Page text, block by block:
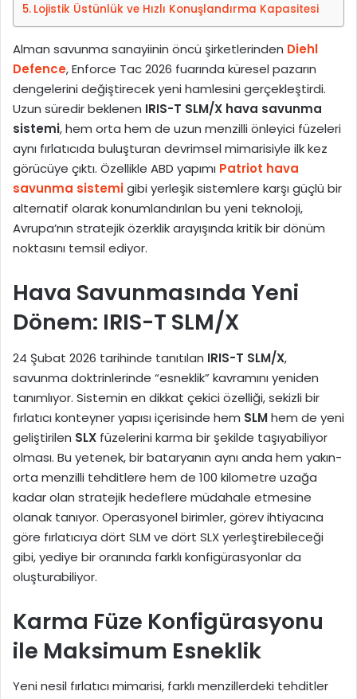
n
d
e
r
m
e
k
Lojistik Üstünlük ve Hızlı Konuşlandırma Kapasitesi
Alman savunma sanayiinin öncü şirketlerinden Diehl
Defence, Enforce Tac 2026 fuarında küresel pazarın
dengelerini değiştirecek yeni hamlesini gerçekleştirdi.
Uzun süredir beklenen IRIS-T SLM/X hava savunma
sistemi, hem orta hem de uzun menzilli önleyici füzeleri
aynı fırlatıcıda buluşturan devrimsel mimarisiyle ilk kez
görücüye çıktı. Özellikle ABD yapımı Patriot hava
savunma sistemigibi yerleşik sistemlere karşı güçlü bir
alternatif olarak konumlandırılan bu yeni teknoloji,
Avrupa’nın stratejik özerklik arayışında kritik bir dönüm
noktasını temsil ediyor.
Hava Savunmasında Yeni
Dönem: IRIS-T SLM/X
24 Şubat 2026 tarihinde tanıtılan IRIS-T SLM/X,
savunma doktrinlerinde “esneklik” kavramını yeniden
tanımlıyor. Sistemin en dikkat çekici özelliği, sekizli bir
fırlatıcı konteyner yapısı içerisinde hem SLMhem de yeni
geliştirilen SLX füzelerini karma bir şekilde taşıyabiliyor
olması. Bu yetenek, bir bataryanın aynı anda hem yakın-
orta menzilli tehditlere hem de 100 kilometre uzağa
kadar olan stratejik hedeflere müdahale etmesine
olanak tanıyor. Operasyonel birimler, görev ihtiyacına
göre fırlatıcıya dört SLM ve dört SLX yerleştirebileceği
gibi, yediye bir oranında farklı konfigürasyonlar da
oluşturabiliyor.
Karma Füze Konfigürasyonu
ile Maksimum Esneklik
Yeni nesil fırlatıcı mimarisi, farklı menzillerdeki tehditler